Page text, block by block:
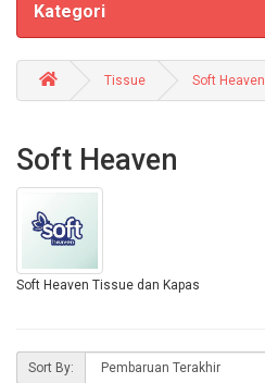
Kategori
Tissue Soft Heaven
Soft Heaven
Soft Heaven Tissue dan Kapas
Sort By: